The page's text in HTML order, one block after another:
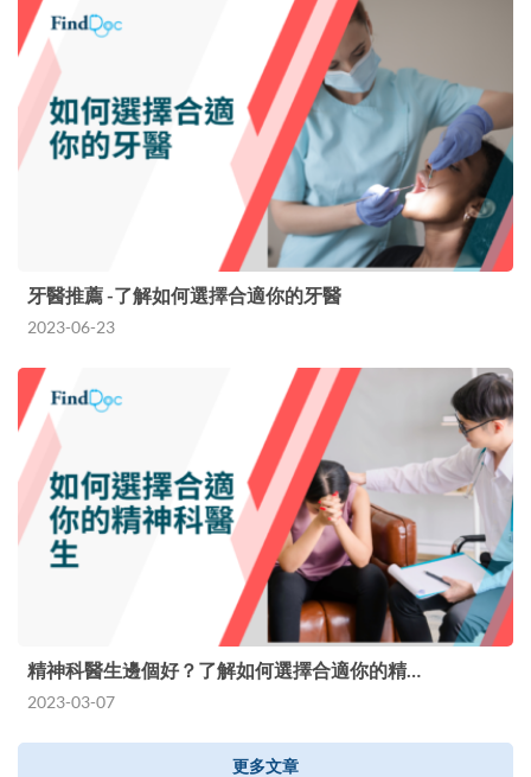
牙醫推薦 -了解如何選擇合適你的牙醫
2023-06-23
精神科醫生邊個好？了解如何選擇合適你的精…
2023-03-07
更多文章